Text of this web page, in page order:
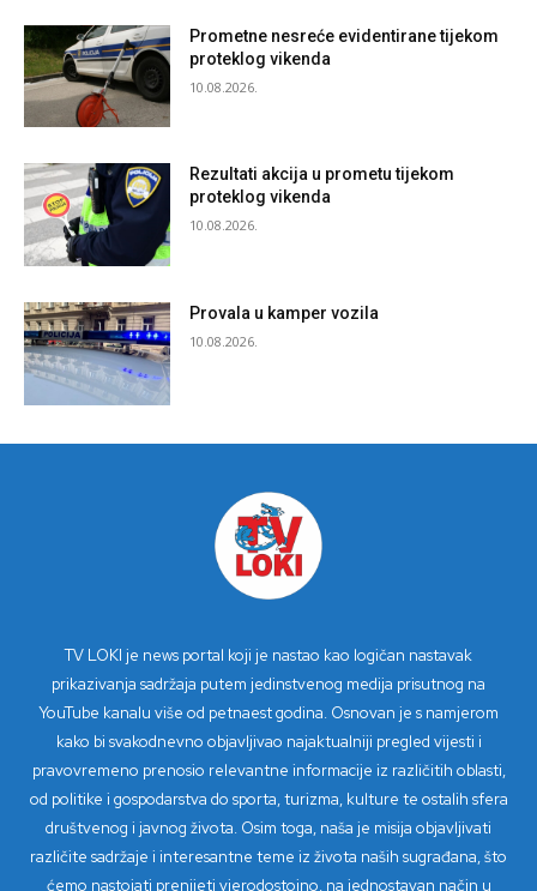
Prometne nesreće evidentirane tijekom
proteklog vikenda
10.08.2026.
Rezultati akcija u prometu tijekom
proteklog vikenda
10.08.2026.
Provala u kamper vozila
10.08.2026.
TV LOKI je news portal koji je nastao kao logičan nastavak
prikazivanja sadržaja putem jedinstvenog medija prisutnog na
YouTube kanalu više od petnaest godina. Osnovan je s namjerom
kako bi svakodnevno objavljivao najaktualniji pregled vijesti i
pravovremeno prenosio relevantne informacije iz različitih oblasti,
od politike i gospodarstva do sporta, turizma, kulture te ostalih sfera
društvenog i javnog života. Osim toga, naša je misija objavljivati
različite sadržaje i interesantne teme iz života naših sugrađana, što
ćemo nastojati prenijeti vjerodostojno, na jednostavan način u